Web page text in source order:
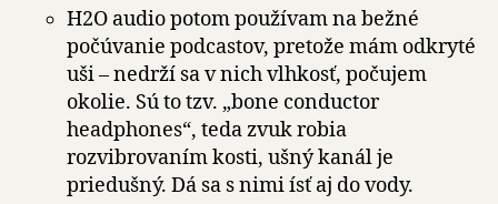
H2O audio potom používam na bežné
počúvanie podcastov, pretože mám odkryté
uši – nedrží sa v nich vlhkosť, počujem
okolie. Sú to tzv. „bone conductor
headphones“, teda zvuk robia
rozvibrovaním kosti, ušný kanál je
priedušný. Dá sa s nimi ísť aj do vody.